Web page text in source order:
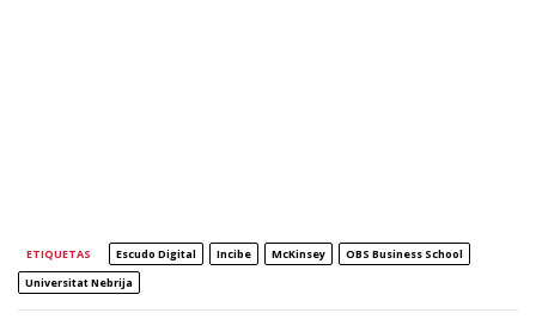
ETIQUETAS Escudo Digital Incibe McKinsey
OBS Business School
Universitat Nebrija